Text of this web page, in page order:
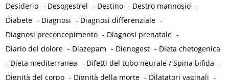
Desiderio - Desogestrel - Destino - Destro mannosio -
Diabete - Diagnosi - Diagnosi differenziale -
Diagnosi preconcepimento - Diagnosi prenatale -
Diario del dolore - Diazepam - Dienogest - Dieta chetogenica
- Dieta mediterranea - Difetti del tubo neurale / Spina bifida -
Dignità del corpo - Dignità della morte - Dilatatori vaginali -